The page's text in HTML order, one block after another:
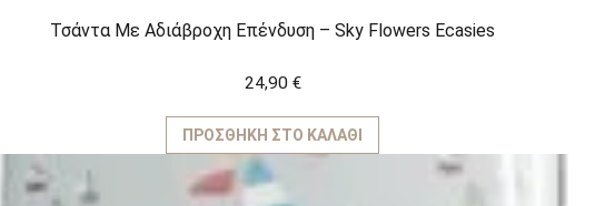
Τσάντα Με Αδιάβροχη Επένδυση – Sky Flowers Ecasies
24,90 €
ΠΡΟΣΘΉΚΗ ΣΤΟ ΚΑΛΆΘΙ